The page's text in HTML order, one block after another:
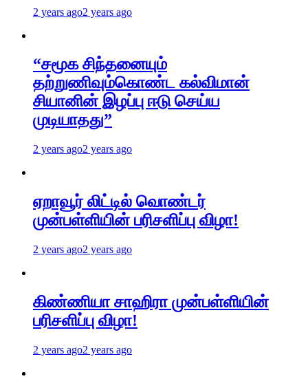
2 years ago2 years ago
“சமூக சிந்தனையும்
தற்றுணிவும்கொண்ட கல்விமான்
சியானின் இழப்பு ஈடு செய்ய
முடியாதது”
2 years ago2 years ago
ஏறாவூர் லிட்டில் வொண்டர்
முன்பள்ளியின் பரிசளிப்பு விழா!
2 years ago2 years ago
கிண்ணியா சாஹிரா முன்பள்ளியின்
பரிசளிப்பு விழா!
2 years ago2 years ago